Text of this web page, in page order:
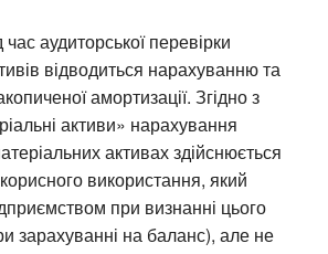
аудиторської перевірки
відводиться нарахуванню та
амортизації. Згідно з
активи» нарахування
активах здійснюється
використання, який
при визнанні цього
зарахуванні на баланс), але не